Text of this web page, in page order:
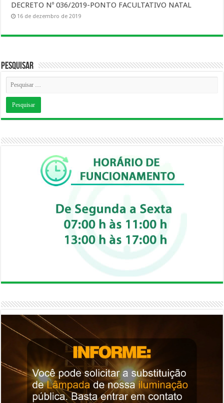
DECRETO Nº 036/2019-PONTO FACULTATIVO NATAL
16 de dezembro de 2019
Pesquisar